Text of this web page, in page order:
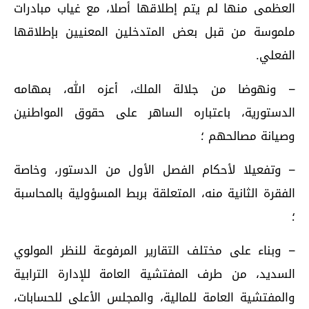
العظمى منها لم يتم إطلاقها أصلا، مع غياب مبادرات
ملموسة من قبل بعض المتدخلين المعنيين بإطلاقها
الفعلي.
– ونهوضا من جلالة الملك، أعزه الله، بمهامه
الدستورية، باعتباره الساهر على حقوق المواطنين
وصيانة مصالحهم ؛
– وتفعيلا لأحكام الفصل الأول من الدستور، وخاصة
الفقرة الثانية منه، المتعلقة بربط المسؤولية بالمحاسبة
؛
– وبناء على مختلف التقارير المرفوعة للنظر المولوي
السديد، من طرف المفتشية العامة للإدارة الترابية
والمفتشية العامة للمالية، والمجلس الأعلى للحسابات،